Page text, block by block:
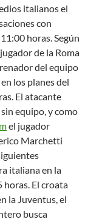
italianos el
con
horas. Según
de la Roma
del equipo
los planes del
El atacante
equipo, y como
el jugador
Marchetti
italiana en la
horas. El croata
la Juventus, el
busca